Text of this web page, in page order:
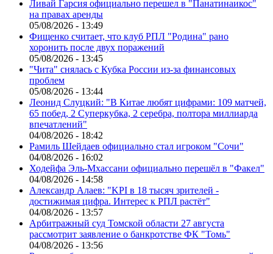
Ливай Гарсия официально перешел в "Панатинаикос"
на правах аренды
05/08/2026 - 13:49
Фищенко считает, что клуб РПЛ "Родина" рано
хоронить после двух поражений
05/08/2026 - 13:45
"Чита" снялась с Кубка России из-за финансовых
проблем
05/08/2026 - 13:44
Леонид Слуцкий: "В Китае любят цифрами: 109 матчей,
65 побед, 2 Суперкубка, 2 серебра, полтора миллиарда
впечатлений"
04/08/2026 - 18:42
Рамиль Шейдаев официально стал игроком "Сочи"
04/08/2026 - 16:02
Ходейфа Эль-Мхассани официально перешёл в "Факел"
04/08/2026 - 14:58
Александр Алаев: "KPI в 18 тысяч зрителей -
достижимая цифра. Интерес к РПЛ растёт"
04/08/2026 - 13:57
Арбитражный суд Томской области 27 августа
рассмотрит заявление о банкротстве ФК "Томь"
04/08/2026 - 13:56